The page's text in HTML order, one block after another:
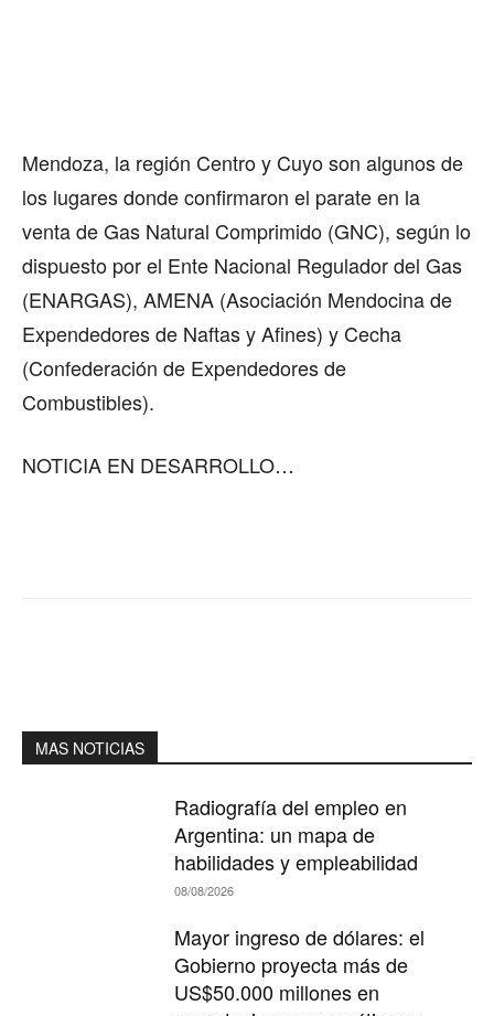
Mendoza, la región Centro y Cuyo son algunos de
los lugares donde confirmaron el parate en la
venta de Gas Natural Comprimido (GNC), según lo
dispuesto por el Ente Nacional Regulador del Gas
(ENARGAS), AMENA (Asociación Mendocina de
Expendedores de Naftas y Afines) y Cecha
(Confederación de Expendedores de
Combustibles).
NOTICIA EN DESARROLLO…
MAS NOTICIAS
Radiografía del empleo en
Argentina: un mapa de
habilidades y empleabilidad
08/08/2026
Mayor ingreso de dólares: el
Gobierno proyecta más de
US$50.000 millones en